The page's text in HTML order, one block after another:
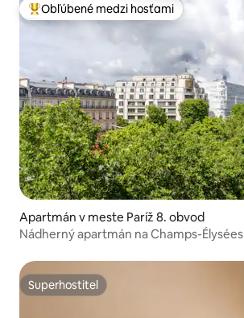
Najobľúbenejšie medzi hosťami
Obľúbené medzi hosťami
Apartmán v meste Paríž 8. obvod
Nádherný apartmán na Champs-Élysées
Superhostiteľ
Superhostiteľ